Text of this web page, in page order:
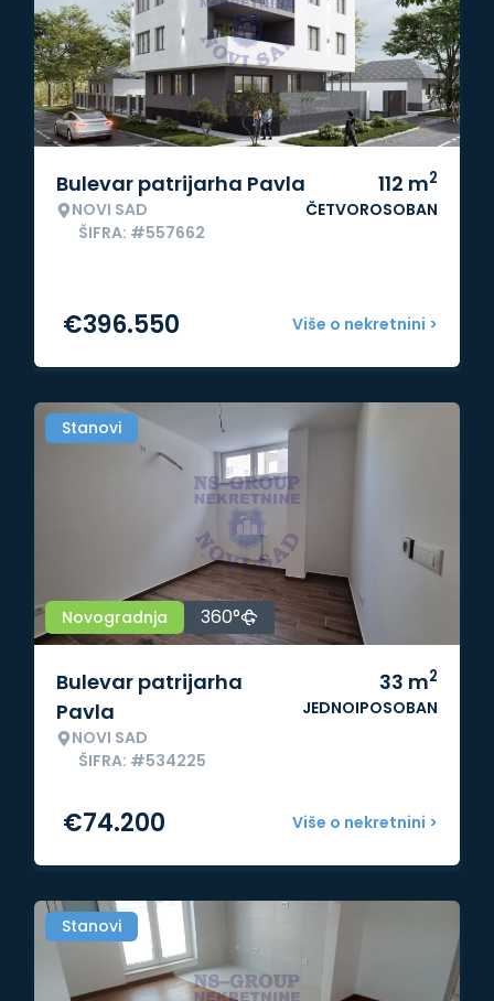
Bulevar patrijarha Pavla
NOVI SAD
ŠIFRA: #557662
112 m2
ČETVOROSOBAN
Više o nekretnini >
€396.550
Stanovi
Novogradnja 360°
Bulevar patrijarha
Pavla
NOVI SAD
ŠIFRA: #534225
33 m2
JEDNOIPOSOBAN
Više o nekretnini >
€74.200
Stanovi